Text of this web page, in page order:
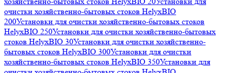
очистки хозяйственно-бытовых стоков HelyxBIO
200Установки для очистки хозяйственно-бытовых стоков
HelyxBIO 250Установки для очистки хозяйственно-бытовых
стоков HelyxBIO 30Установки для очистки хозяйственно-
бытовых стоков HelyxBIO 300Установки для очистки
хозяйственно-бытовых стоков HelyxBIO 350Установки для